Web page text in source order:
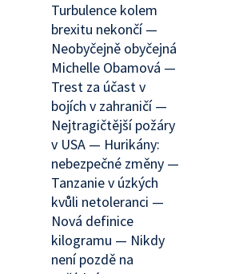
Turbulence kolem
brexitu nekončí —
Neobyčejně obyčejná
Michelle Obamová —
Trest za účast v
bojích v zahraničí —
Nejtragičtější požáry
v USA — Hurikány:
nebezpečné změny —
Tanzanie v úzkých
kvůli netoleranci —
Nová definice
kilogramu — Nikdy
není pozdě na